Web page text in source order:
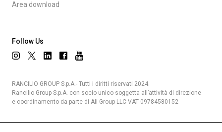
Area download
Follow Us
RANCILIO GROUP S.p.A.- Tutti i diritti riservati 2024.
Rancilio Group S.p.A. con socio unico soggetta all’attività di direzione
e coordinamento da parte di Ali Group LLC VAT 09784580152